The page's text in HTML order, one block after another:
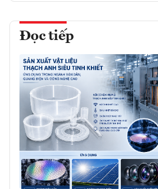
Đọc tiếp